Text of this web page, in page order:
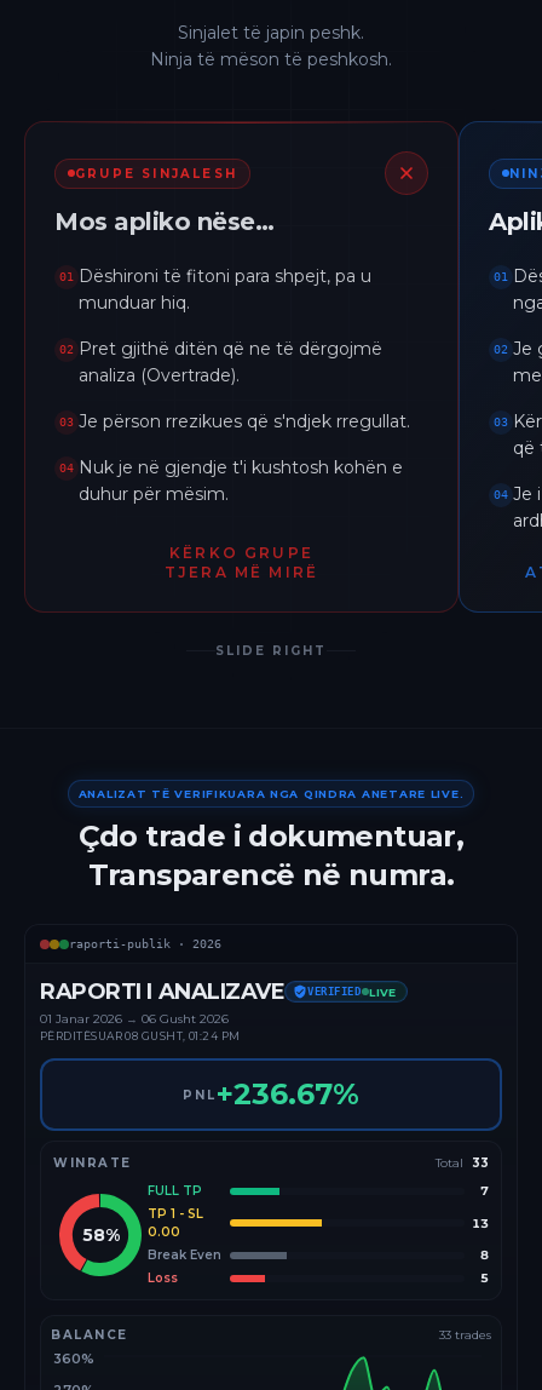
Sinjalet të japin peshk.
Ninja të mëson të peshkosh.
GRUPE SINJALESH
Mos apliko nëse…
01
Dëshironi të fitoni para shpejt, pa u
munduar hiq.
02
Pret gjithë ditën që ne të dërgojmë
analiza (Overtrade).
03 Je përson rrezikues që s'ndjek rregullat.
04 Nuk je në gjendje t'i kushtosh kohën e
duhur për mësim.
KËRKO GRUPE
TJERA MË MIRË
01
02 Je
03
që
04 Je
SLIDE RIGHT
ANALIZAT TË VERIFIKUARA NGA QINDRA ANETARE LIVE.
Çdo trade i dokumentuar,
Transparencë në numra.
raporti-publik · 2026
RAPORTI I ANALIZAVE VERIFIED LIVE
01 Janar 2026 → 06 Gusht 2026
PËRDITËSUAR08 GUSHT, 01:24 PM
PNL +236.67%
WINRATE Total 33
58%
FULL TP
7
TP 1 - SL
0.00
13
Break Even
8
Loss
5
BALANCE 33 trades
360%